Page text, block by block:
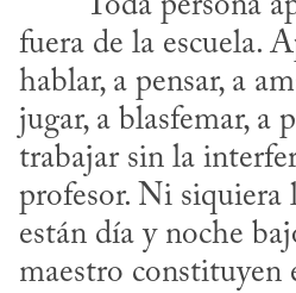
fuera de la escuela.
hablar, a pensar, a
jugar, a blasfemar, a
trabajar sin la
profesor. Ni siquiera
están día y noche
maestro constituyen